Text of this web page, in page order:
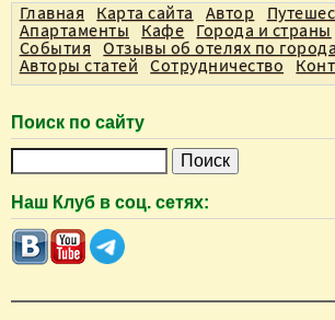
Главная Карта сайта Автор
Апартаменты
Кафе Города и страны
События
Отзывы об отелях по
Авторы статей
Сотрудничество
Поиск по сайту
и
с
к
Наш Клуб в соц. сетях: